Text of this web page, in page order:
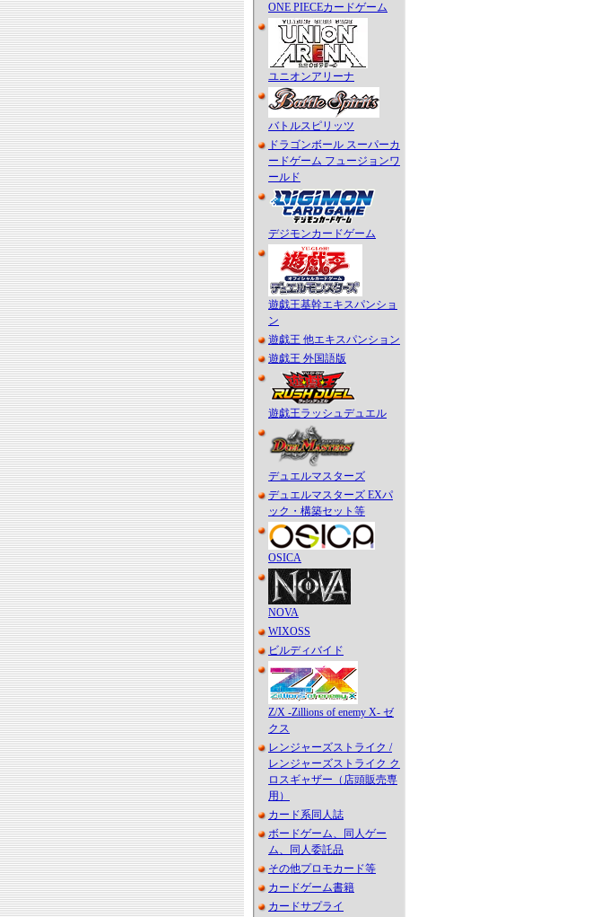
ONE PIECEカードゲーム
ユニオンアリーナ
バトルスピリッツ
ドラゴンボール スーパーカ
ードゲーム フュージョンワ
ールド
デジモンカードゲーム
遊戯王基幹エキスパンショ
ン
遊戯王 他エキスパンション
遊戯王 外国語版
遊戯王ラッシュデュエル
デュエルマスターズ
デュエルマスターズ EXパ
ック・構築セット等
OSICA
NOVA
WIXOSS
ビルディバイド
Z/X -Zillions of enemy X- ゼ
クス
レンジャーズストライク /
レンジャーズストライク ク
ロスギャザー（店頭販売専
用）
カード系同人誌
ボードゲーム、同人ゲー
ム、同人委託品
その他プロモカード等
カードゲーム書籍
カードサプライ